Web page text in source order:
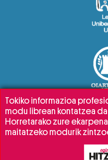
Tokiko informazioa
modu librean kontatzea
Horretarako zure
maitatzeko modurik